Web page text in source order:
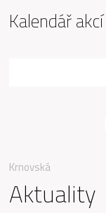
Krnovská
Aktuality
Kalendář akcí